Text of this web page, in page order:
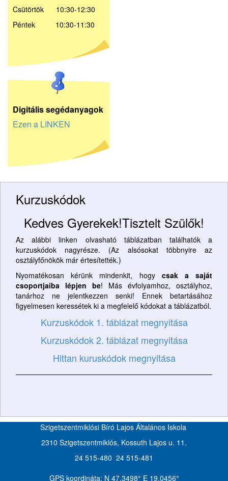
Csütörtök 10:30-12:30
Péntek 10:30-11:30
Digitális segédanyagok
Ezen a LINKEN
Kurzuskódok
Kedves Gyerekek!Tisztelt Szülők!
Az alábbi linken olvasható táblázatban találhatók a
kurzuskódok nagyrésze. (Az alsósokat többnyire az
osztályfőnökök már értesítették.)
Nyomatékosan kérünk mindenkit, hogy csak a saját
csoportjaiba lépjen be! Más évfolyamhoz, osztályhoz,
tanárhoz ne jelentkezzen senki! Ennek betartásához
figyelmesen keressétek ki a megfelelő kódokat a táblázatból.
Kurzuskódok 1. táblázat megnyitása
Kurzuskódok 2. táblázat megnyitása
Hittan kuruskódok megnyitása
Szigetszentmiklósi Bíró Lajos Általános Iskola
2310 Szigetszentmiklós, Kossuth Lajos u. 11.
24 515-480 24 515-481
GPS koordináta: N 47.3498° E 19.0456°